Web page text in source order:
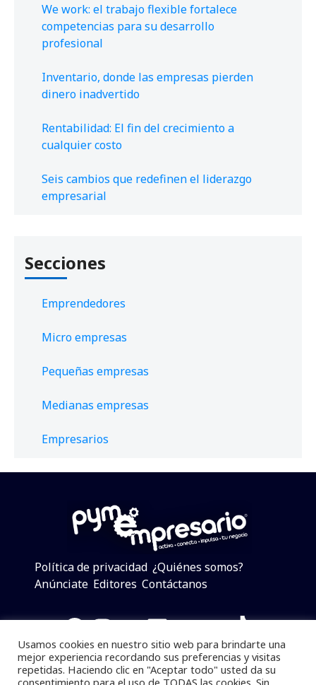
We work: el trabajo flexible fortalece
competencias para su desarrollo
profesional
Inventario, donde las empresas pierden
dinero inadvertido
Rentabilidad: El fin del crecimiento a
cualquier costo
Seis cambios que redefinen el liderazgo
empresarial
Secciones
Emprendedores
Micro empresas
Pequeñas empresas
Medianas empresas
Empresarios
Política de privacidad ¿Quiénes somos?
Anúnciate Editores Contáctanos
Facebook
Instagram
Twitter
LinkedIn
Telegram
YouTube
TikTok
Usamos cookies en nuestro sitio web para brindarte una
mejor experiencia recordando sus preferencias y visitas
repetidas. Haciendo clic en "Aceptar todo" usted da su
consentimiento para el uso de TODAS las cookies. Sin